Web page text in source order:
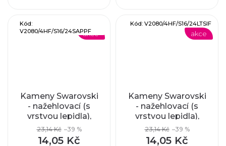
akce
Kameny Swarovski
- nažehlovací (s
vrstvou lepidla),
sapphire frosted,
SS16
23,14 Kč –39 %
14,05 Kč
Kód:
V2080/4HF/S16/24SAPPF
akce
Kameny Swarovski
- nažehlovací (s
vrstvou lepidla),
light siam frosted,
SS16
23,14 Kč –39 %
14,05 Kč
Kód: V2080/4HF/S16/24LTSIF